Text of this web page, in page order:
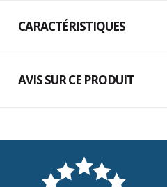
CARACTÉRISTIQUES
AVIS SUR CE PRODUIT